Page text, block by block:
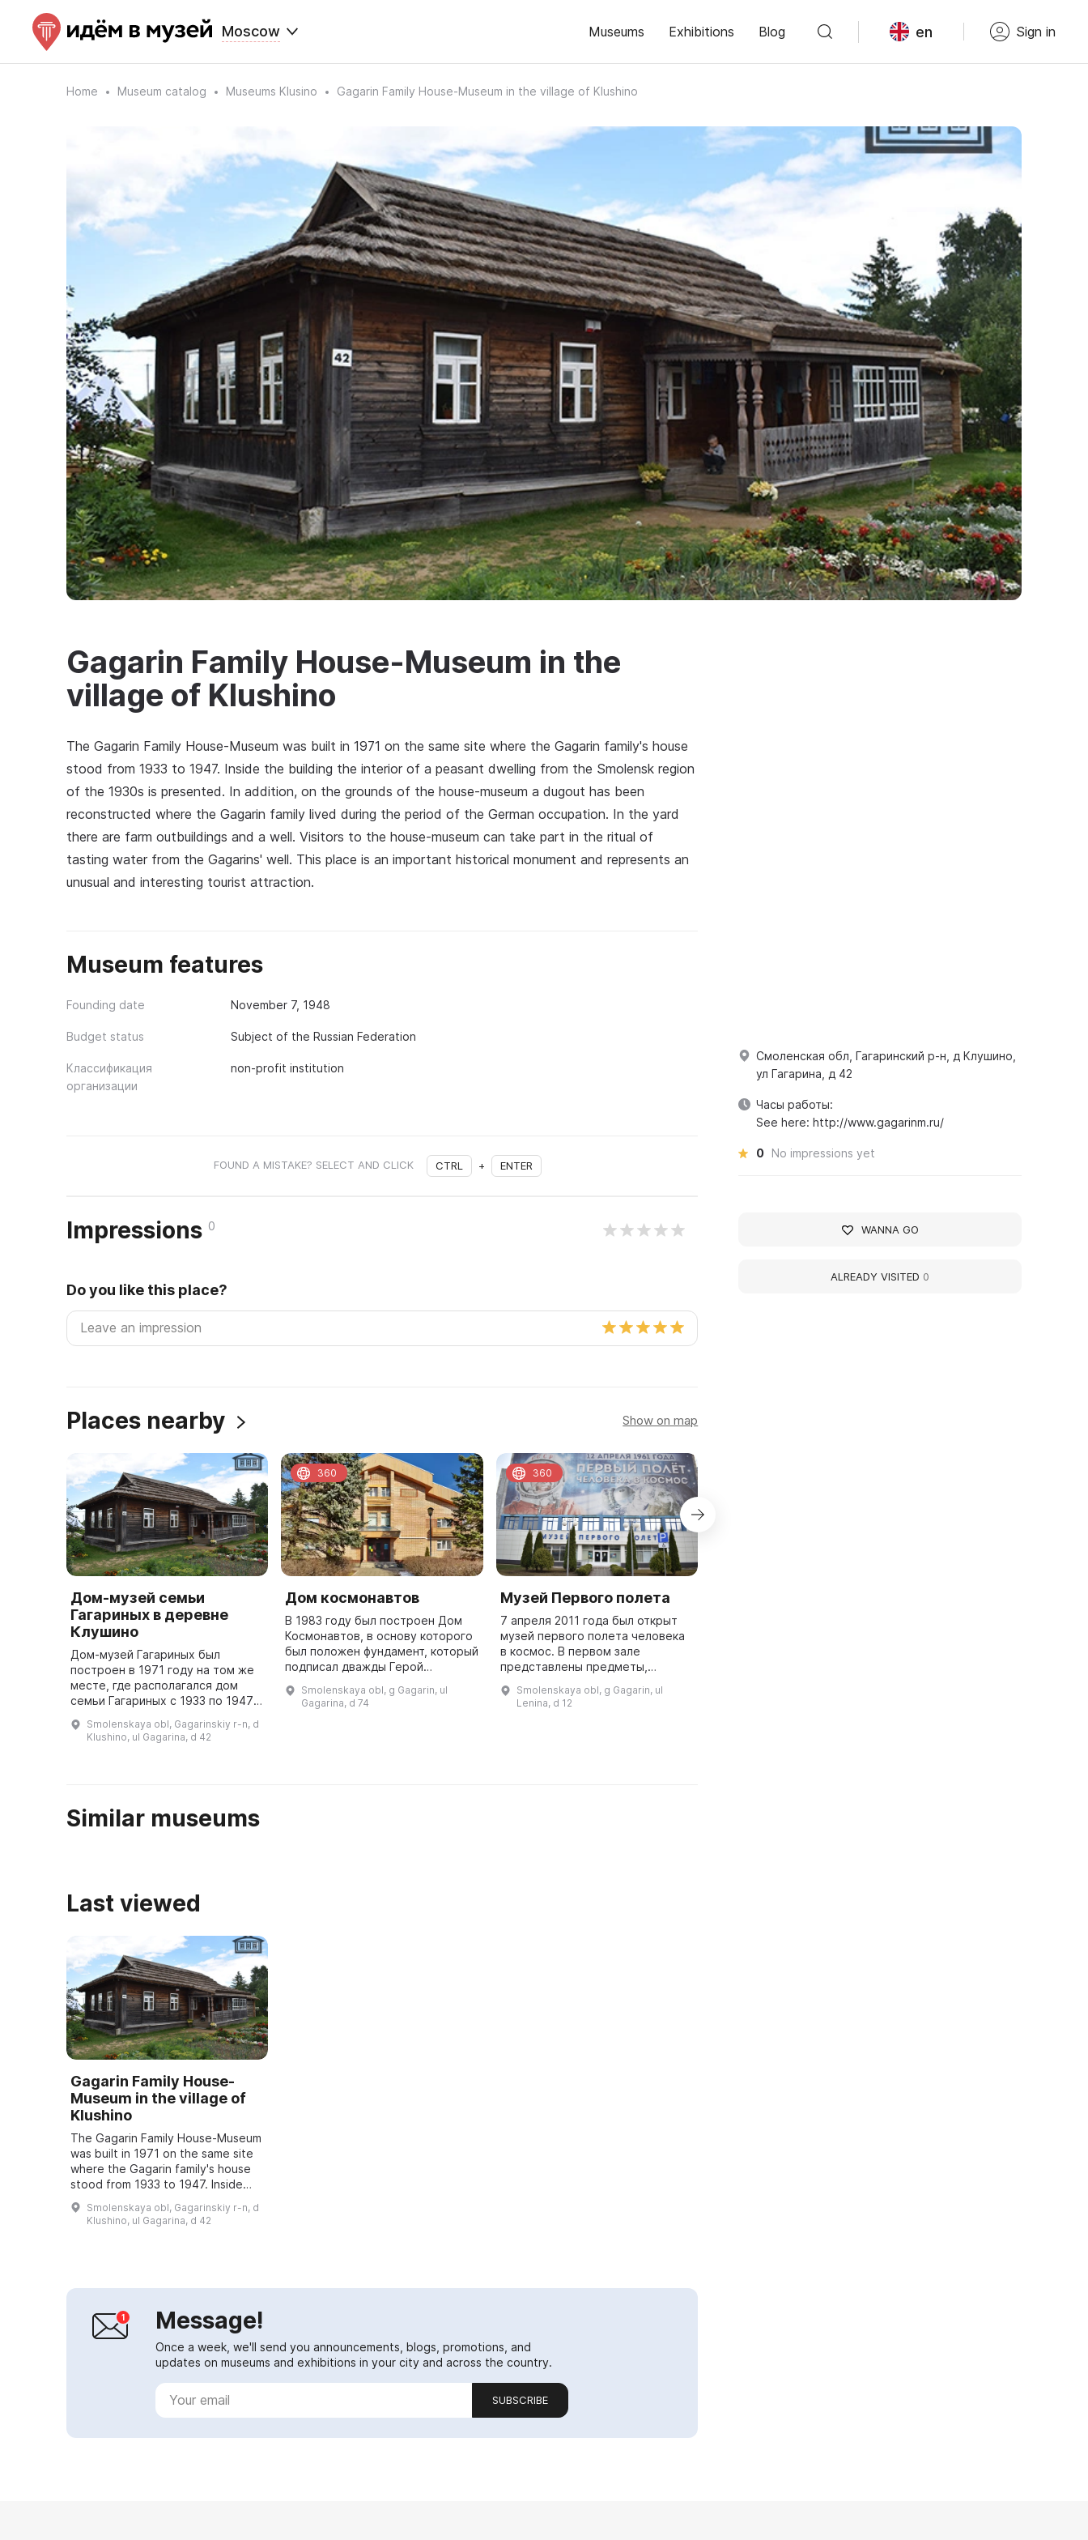
Moscow Museums Exhibitions Blog en Sign in
Home Museum catalog Museums Klusino Gagarin Family House-Museum in the village of Klushino
Gagarin Family House-Museum in the
village of Klushino
The Gagarin Family House-Museum was built in 1971 on the same site where the Gagarin family's house
stood from 1933 to 1947. Inside the building the interior of a peasant dwelling from the Smolensk region
of the 1930s is presented. In addition, on the grounds of the house-museum a dugout has been
reconstructed where the Gagarin family lived during the period of the German occupation. In the yard
there are farm outbuildings and a well. Visitors to the house-museum can take part in the ritual of
tasting water from the Gagarins' well. This place is an important historical monument and represents an
unusual and interesting tourist attraction.
Museum features
Founding date November 7, 1948
Budget status Subject of the Russian Federation
Классификация
организации
non-profit institution
FOUND A MISTAKE? SELECT AND CLICK CTRL + ENTER
Impressions 0
Do you like this place?
Places nearby Show on map
Дом-музей семьи
Гагариных в деревне
Клушино
Дом-музей Гагариных был
построен в 1971 году на том же
месте, где располагался дом
семьи Гагариных с 1933 по 1947
обстановка крестьянского
жилища Смоленщины 1930-х годо
Smolenskaya obl, Gagarinskiy r-n, d
Klushino, ul Gagarina, d 42
Дом космонавтов
В 1983 году был построен Дом
Космонавтов, в основу которого
был положен фундамент, который
подписал дважды Герой
В доме располагались комнаты
Smolenskaya obl, g Gagarin, ul
Gagarina, d 74
360
Музей Первого полета
7 апреля 2011 года был открыт
музей первого полета человека
в космос. В первом зале
представлены предметы,
ракетоносителя,
сурдобарокамера, пульт
Smolenskaya obl, g Gagarin, ul
Lenina, d 12
360
Similar museums
Last viewed
Gagarin Family House-
Museum in the village of
Klushino
The Gagarin Family House-Museum
was built in 1971 on the same site
where the Gagarin family's house
stood from 1933 to 1947. Inside
the building the interior of a
peasant dwelling from the
Smolensk re...
Smolenskaya obl, Gagarinskiy r-n, d
Klushino, ul Gagarina, d 42
Message!
Once a week, we'll send you announcements, blogs, promotions, and
updates on museums and exhibitions in your city and across the country.
SUBSCRIBE
Смоленская обл, Гагаринский р-н, д Клушино,
ул Гагарина, д 42
Часы работы:
See here: http://www.gagarinm.ru/
0 No impressions yet
WANNA GO
ALREADY VISITED 0